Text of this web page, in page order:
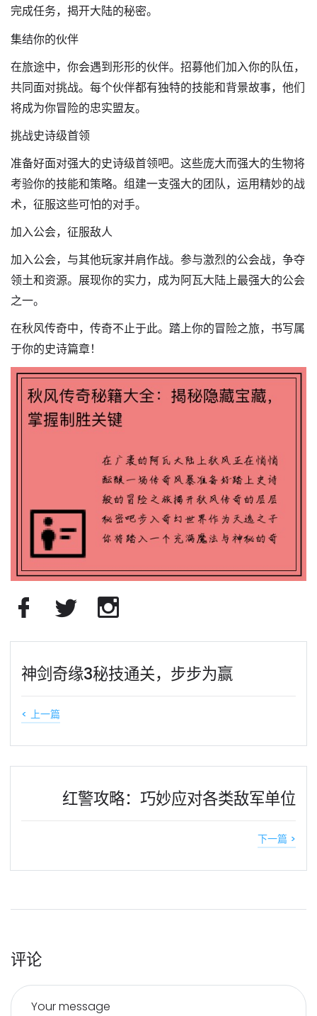
完成任务，揭开大陆的秘密。
集结你的伙伴
在旅途中，你会遇到形形的伙伴。招募他们加入你的队伍，
共同面对挑战。每个伙伴都有独特的技能和背景故事，他们
将成为你冒险的忠实盟友。
挑战史诗级首领
准备好面对强大的史诗级首领吧。这些庞大而强大的生物将
考验你的技能和策略。组建一支强大的团队，运用精妙的战
术，征服这些可怕的对手。
加入公会，征服敌人
加入公会，与其他玩家并肩作战。参与激烈的公会战，争夺
领土和资源。展现你的实力，成为阿瓦大陆上最强大的公会
之一。
在秋风传奇中，传奇不止于此。踏上你的冒险之旅，书写属
于你的史诗篇章！
神剑奇缘3秘技通关，步步为赢
< 上一篇
红警攻略：巧妙应对各类敌军单位
下一篇 >
评论
Your message